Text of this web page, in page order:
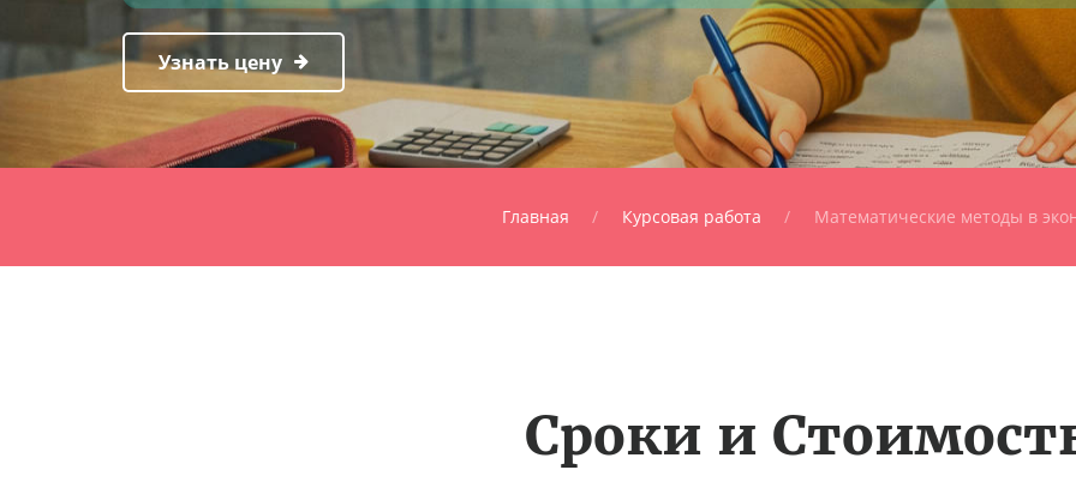
Узнать цену
Главная Курсовая работа Математические методы в
Сроки и